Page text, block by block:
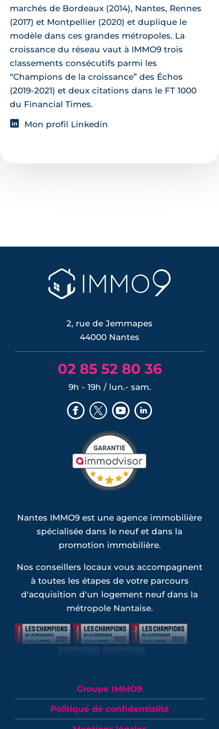
marchés de Bordeaux (2014), Nantes, Rennes
(2017) et Montpellier (2020) et duplique le
modèle dans ces grandes métropoles. La
croissance du réseau vaut à IMMO9 trois
classements consécutifs parmi les
“Champions de la croissance” des Échos
(2019-2021) et deux citations dans le FT 1000
du Financial Times.
Mon profil Linkedin
2, rue de Jemmapes
44000 Nantes
02 85 52 80 36
9h - 19h / lun.- sam.
Nantes IMMO9 est une agence immobilière
spécialisée dans le neuf et dans la
promotion immobilière.
Nos conseillers locaux vous accompagnent
à toutes les étapes de votre parcours
d'acquisition d'un logement neuf dans la
métropole Nantaise.
Groupe IMMO9
Politique de confidentialité